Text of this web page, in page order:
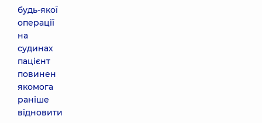
будь-якої
операції
на
судинах
пацієнт
повинен
якомога
раніше
відновити